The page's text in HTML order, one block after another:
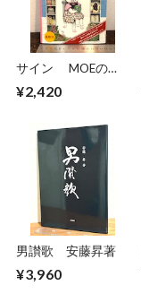
サイン MOEのえ
こ ヒグチユウコ
¥2,420
男讃歌 安藤昇著
¥3,960